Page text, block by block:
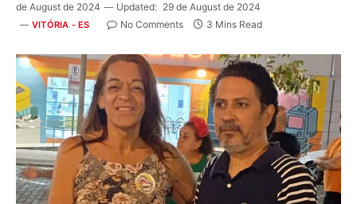
de August de 2024
Updated: 29 de August de 2024
VITÓRIA - ES No Comments 3 Mins Read